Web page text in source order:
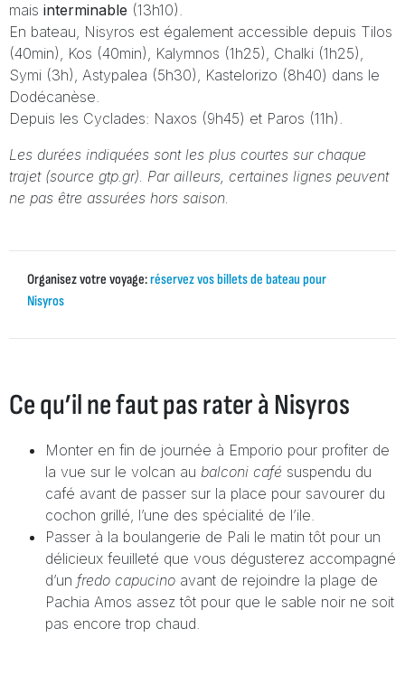
mais interminable (13h10).
En bateau, Nisyros est également accessible depuis Tilos
(40min), Kos (40min), Kalymnos (1h25), Chalki (1h25),
Symi (3h), Astypalea (5h30), Kastelorizo (8h40) dans le
Dodécanèse.
Depuis les Cyclades: Naxos (9h45) et Paros (11h).
Les durées indiquées sont les plus courtes sur chaque
trajet (source gtp.gr). Par ailleurs, certaines lignes peuvent
ne pas être assurées hors saison.
Organisez votre voyage:réservez vos billets de bateau pour
Nisyros
Ce qu’il ne faut pas rater à Nisyros
Monter en fin de journée à Emporio pour profiter de
la vue sur le volcan au balconi café suspendu du
café avant de passer sur la place pour savourer du
cochon grillé, l’une des spécialité de l’ile.
Passer à la boulangerie de Pali le matin tôt pour un
délicieux feuilleté que vous dégusterez accompagné
d’un fredo capucino avant de rejoindre la plage de
Pachia Amos assez tôt pour que le sable noir ne soit
pas encore trop chaud.